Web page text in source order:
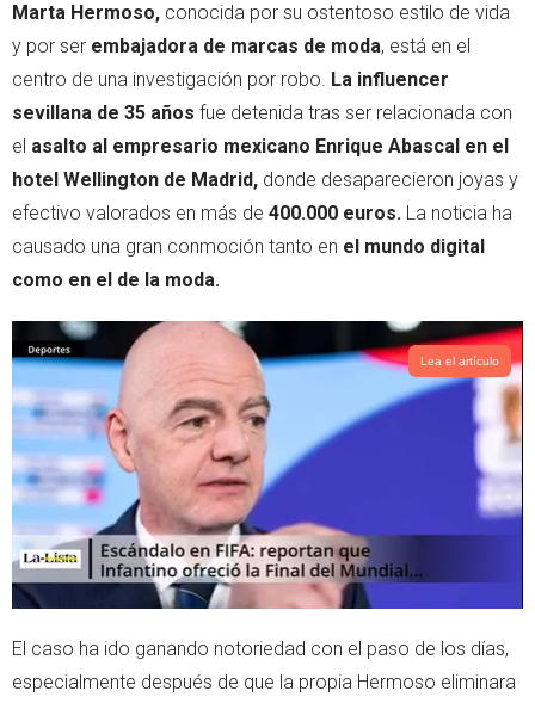
t
t
r
t
s
a
p
p
Marta Hermoso, conocida por su ostentoso estilo de vida
y por ser embajadora de marcas de moda, está en el
centro de una investigación por robo. La influencer
sevillana de 35 años fue detenida tras ser relacionada con
el asalto al empresario mexicano Enrique Abascal en el
hotel Wellington de Madrid, donde desaparecieron joyas y
efectivo valorados en más de 400.000 euros. La noticia ha
causado una gran conmoción tanto en el mundo digital
como en el de la moda.
Lea el artículo
El caso ha ido ganando notoriedad con el paso de los días,
especialmente después de que la propia Hermoso eliminara